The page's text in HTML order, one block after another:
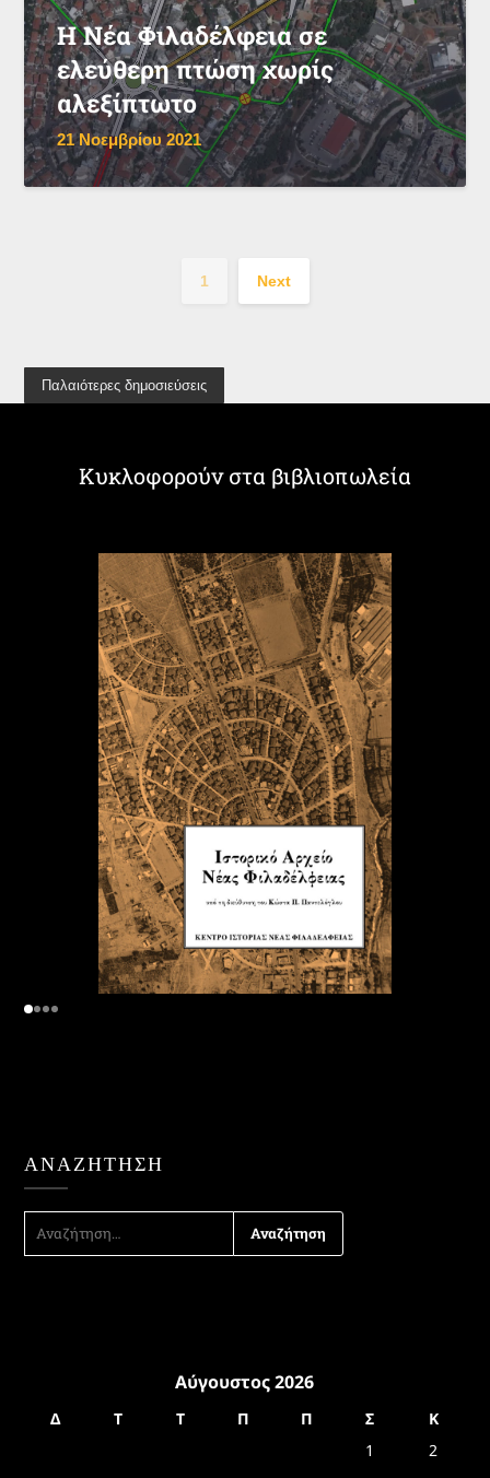
Η Νέα Φιλαδέλφεια σε
ελεύθερη πτώση χωρίς
αλεξίπτωτο
21 Νοεμβρίου 2021
1 Next
Παλαιότερες δημοσιεύσεις
Κυκλοφορούν στα βιβλιοπωλεία
ΑΝΑΖΉΤΗΣΗ
ΑΝΑΖΉΤΗΣΗ
ΓΙΑ:
Αύγουστος 2026
Δ Τ Τ Π Π Σ
Κ
1
2